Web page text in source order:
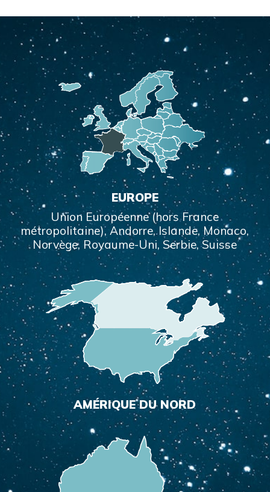
EUROPE
Union Européenne (hors France
métropolitaine), Andorre, Islande, Monaco,
Norvège, Royaume-Uni, Serbie, Suisse
AMÉRIQUE DU NORD